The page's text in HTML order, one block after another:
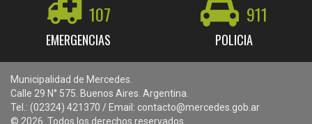
107
EMERGENCIAS
911
POLICIA
Municipalidad de Mercedes.
Calle 29 N° 575. Buenos Aires. Argentina.
Tel.: (02324) 421370 / Email: contacto@mercedes.gob.ar
© 2026. Todos los derechos reservados.